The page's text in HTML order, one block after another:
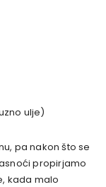
ulje)
pa nakon što se
propirjamo
kada malo